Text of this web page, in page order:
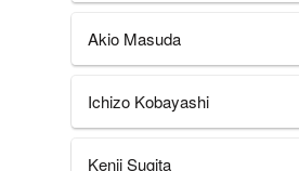
Akio Masuda
Ichizo Kobayashi
Kenji Sugita